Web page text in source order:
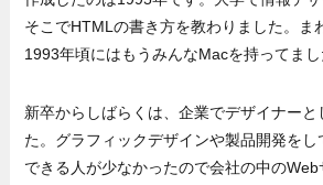
そこでHTMLの書き方を教わりました。ま
1993年頃にはもうみんなMacを持ってまし
新卒からしばらくは、企業でデザイナーと
た。グラフィックデザインや製品開発をし
できる人が少なかったので会社の中の